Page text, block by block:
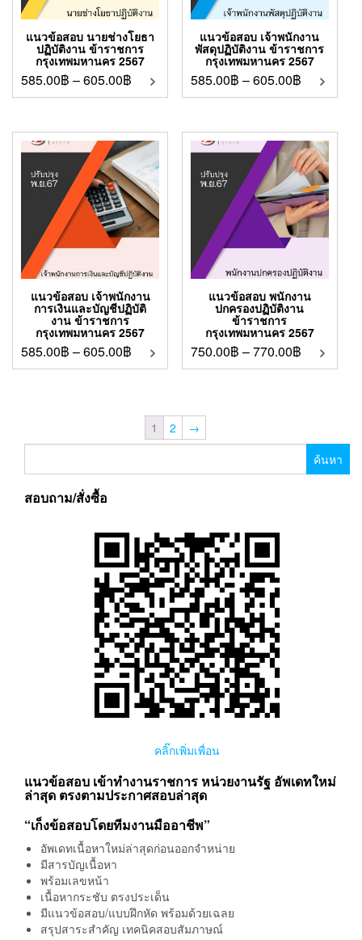
แนวข้อสอบ นายช่างโยธา
ปฏิบัติงาน ข้าราชการ
กรุงเทพมหานคร 2567
585.00฿ –605.00฿
แนวข้อสอบ เจ้าพนักงาน
พัสดุปฏิบัติงาน ข้าราชการ
กรุงเทพมหานคร 2567
585.00฿ –605.00฿
แนวข้อสอบ เจ้าพนักงาน
การเงินและบัญชีปฏิบัติ
งาน ข้าราชการ
กรุงเทพมหานคร 2567
585.00฿ –605.00฿
แนวข้อสอบ พนักงาน
ปกครองปฏิบัติงาน
ข้าราชการ
กรุงเทพมหานคร 2567
750.00฿ –770.00฿
1 2
→
สอบถาม/สั่งซื้อ
คลิ๊กเพิ่มเพื่อน
แนวข้อสอบ เข้าทำงานราชการ หน่วยงานรัฐ อัพเดทใหม่
ล่าสุด ตรงตามประกาศสอบล่าสุด
“เก็งข้อสอบโดยทีมงานมืออาชีพ”
อัพเดทเนื้อหาใหม่ล่าสุดก่อนออกจำหน่าย
มีสารบัญเนื้อหา
พร้อมเลขหน้า
เนื้อหากระชับ ตรงประเด็น
มีแนวข้อสอบ/แบบฝึกหัด พร้อมด้วยเฉลย
สรุปสาระสำคัญ เทคนิคสอบสัมภาษณ์